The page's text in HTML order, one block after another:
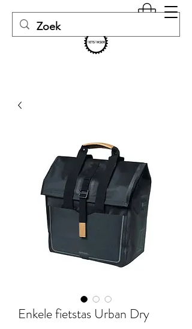
Enkele fietstas Urban Dry